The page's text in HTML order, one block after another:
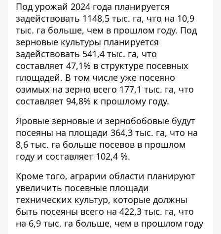
Под урожай 2024 года планируется
задействовать 1148,5 тыс. га, что на 10,9
тыс. га больше, чем в прошлом году. Под
зерновые культуры планируется
задействовать 541,4 тыс. га, что
составляет 47,1% в структуре посевных
площадей. В том числе уже посеяно
озимых на зерно всего 177,1 тыс. га, что
составляет 94,8% к прошлому году.
Яровые зерновые и зернобобовые будут
посеяны на площади 364,3 тыс. га, что на
8,6 тыс. га больше посевов в прошлом
году и составляет 102,4 %.
Кроме того, аграрии области планируют
увеличить посевные площади
технических культур, которые должны
быть посеяны всего на 422,3 тыс. га, что
на 6,9 тыс. га больше, чем в прошлом году